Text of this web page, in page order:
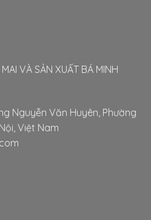
VÀ SẢN XUẤT BÁ MINH
Nguyễn Văn Huyên, Phường
Việt Nam